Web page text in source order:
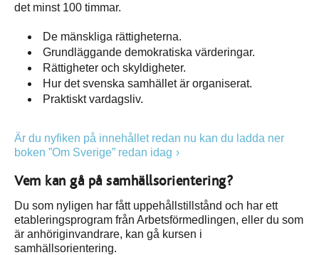
det minst 100 timmar.
De mänskliga rättigheterna.
Grundläggande demokratiska värderingar.
Rättigheter och skyldigheter.
Hur det svenska samhället är organiserat.
Praktiskt vardagsliv.
Är du nyfiken på innehållet redan nu kan du ladda ner
boken ”Om Sverige” redan idag
Vem kan gå på samhällsorientering?
Du som nyligen har fått uppehållstillstånd och har ett
etableringsprogram från Arbetsförmedlingen, eller du som
är anhöriginvandrare, kan gå kursen i
samhällsorientering.